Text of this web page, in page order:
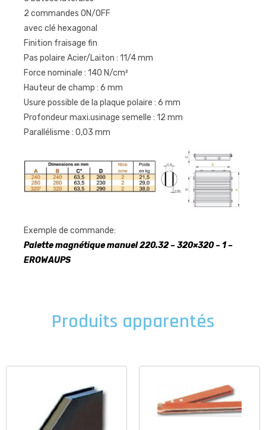
2 commandes ON/OFF
avec clé hexagonal
Finition fraisage fin
Pas polaire Acier/Laiton : 11/4 mm
Force nominale : 140 N/cm²
Hauteur de champ : 6 mm
Usure possible de la plaque polaire : 6 mm
Profondeur maxi.usinage semelle : 12 mm
Parallélisme : 0,03 mm
Exemple de commande:
Palette magnétique manuel 220.32 – 320×320 – 1 –
EROWAUPS
Produits apparentés